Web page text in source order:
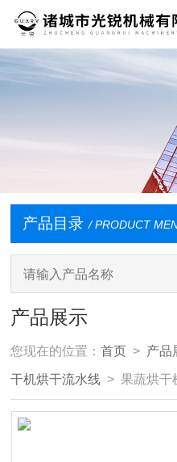
产品目录 / PRODUCT
产品展示
您现在的位置：首页 > 产品
干机烘干流水线 > 果蔬烘干